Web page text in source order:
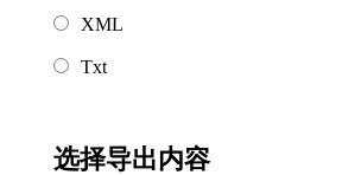
XML
Txt
选择导出内容